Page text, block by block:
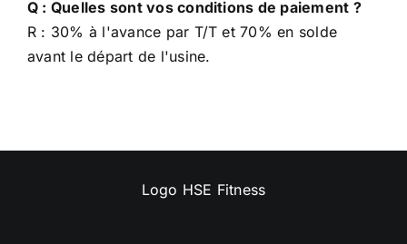
R : 30% à l'avance par T/T et 70% en solde
avant le départ de l'usine.